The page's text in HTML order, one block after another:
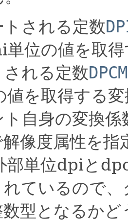
される定数
単位の値を取
れる定数DPCM
を取得する
ト自身の変換
像度属性を指
単位dpiと
れているので
型となるか